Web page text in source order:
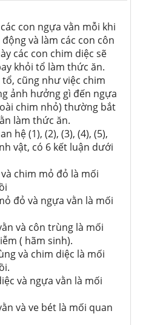
con ngựa vằn mỗi khi
và làm các con côn
các con chim diệc sẽ
khỏi tổ làm thức ăn.
cũng như việc chim
ảnh hưởng gì đến ngựa
chim nhỏ) thường bắt
làm thức ăn.
hệ (1), (2), (3), (4), (5),
vật, có 6 kết luận dưới
chim mỏ đỏ là mối
đỏ và ngựa vằn là mối
và côn trùng là mối
( hãm sinh).
và chim diệc là mối
và ngựa vằn là mối
và ve bét là mối quan